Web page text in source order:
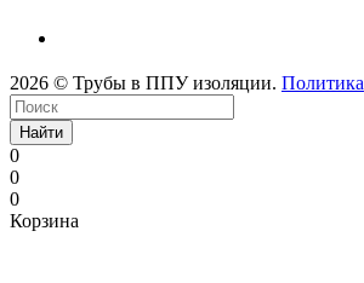
2026 © Трубы в ППУ изоляции. Политика
Найти
0
0
0
Корзина